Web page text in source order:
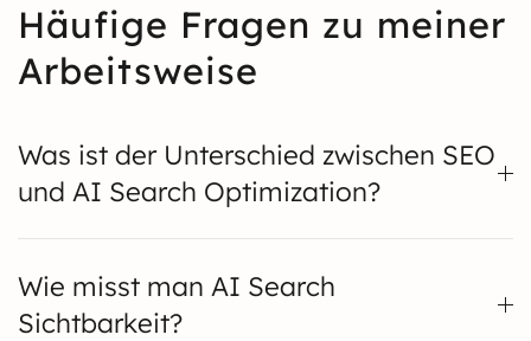
Häufige Fragen zu meiner
Arbeitsweise
Was ist der Unterschied zwischen SEO
und AI Search Optimization?
Wie misst man AI Search
Sichtbarkeit?